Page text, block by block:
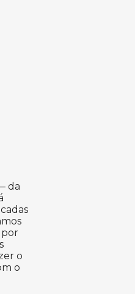
da
por
o
o